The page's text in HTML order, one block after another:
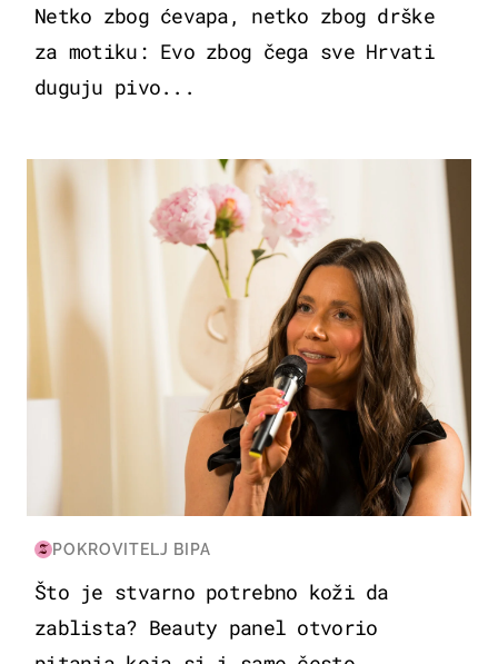
Netko zbog ćevapa, netko zbog drške
za motiku: Evo zbog čega sve Hrvati
duguju pivo...
MODA & LJEPOTA
POKROVITELJ BIPA
Što je stvarno potrebno koži da
zablista? Beauty panel otvorio